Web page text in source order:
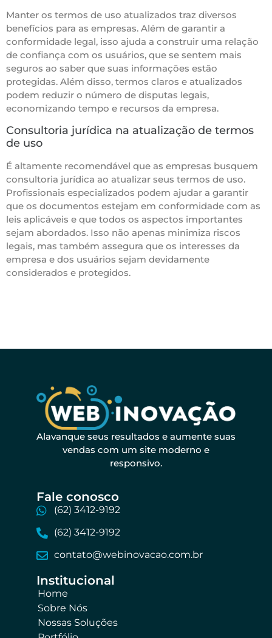
Manter os termos de uso atualizados traz diversos
benefícios para as empresas. Além de garantir a
conformidade legal, isso ajuda a construir uma relação
de confiança com os usuários, que se sentem mais
seguros ao saber que suas informações estão
protegidas. Além disso, termos claros e atualizados
podem reduzir o número de disputas legais,
economizando tempo e recursos da empresa.
Consultoria jurídica na atualização de termos
de uso
É altamente recomendável que as empresas busquem
consultoria jurídica ao atualizar seus termos de uso.
Profissionais especializados podem ajudar a garantir
que os documentos estejam em conformidade com as
leis aplicáveis e que todos os aspectos importantes
sejam abordados. Isso não apenas minimiza riscos
legais, mas também assegura que os interesses da
empresa e dos usuários sejam devidamente
considerados e protegidos.
Alavanque seus resultados e aumente suas
vendas com um site moderno e
responsivo.
Fale conosco​
(62) 3412-9192
(62) 3412-9192
contato@webinovacao.com.br
Institucional​
Home
Sobre Nós
Nossas Soluções